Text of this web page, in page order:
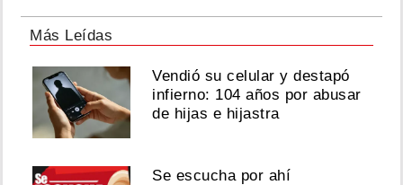
Más Leídas
Vendió su celular y destapó
infierno: 104 años por abusar
de hijas e hijastra
Se escucha por ahí